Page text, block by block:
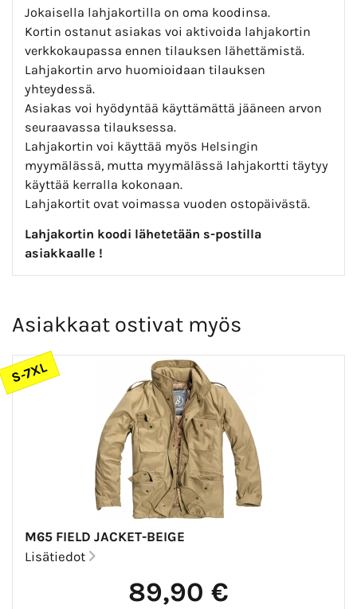
Jokaisella lahjakortilla on oma koodinsa.
Kortin ostanut asiakas voi aktivoida lahjakortin
verkkokaupassa ennen tilauksen lähettämistä.
Lahjakortin arvo huomioidaan tilauksen
yhteydessä.
Asiakas voi hyödyntää käyttämättä jääneen arvon
seuraavassa tilauksessa.
Lahjakortin voi käyttää myös Helsingin
myymälässä, mutta myymälässä lahjakortti täytyy
käyttää kerralla kokonaan.
Lahjakortit ovat voimassa vuoden ostopäivästä.
Lahjakortin koodi lähetetään s-postilla
asiakkaalle !
Asiakkaat ostivat myös
S-7XL
M65 FIELD JACKET-BEIGE
Lisätiedot
89,90 €